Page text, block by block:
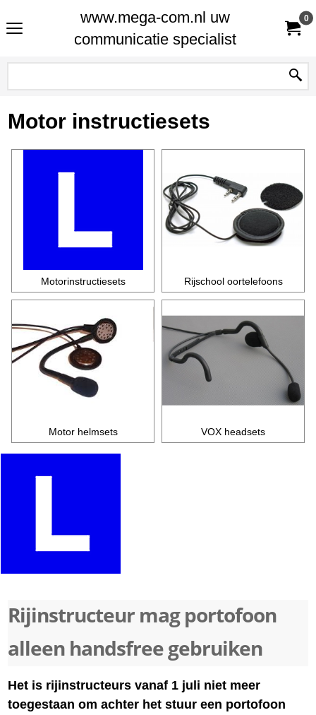
www.mega-com.nl uw
communicatie specialist
0
Motor instructiesets
Motorinstructiesets Rijschool oortelefoons
Motor helmsets VOX headsets
Rijinstructeur mag portofoon
alleen handsfree gebruiken
Het is rijinstructeurs vanaf 1 juli niet meer
toegestaan om achter het stuur een portofoon